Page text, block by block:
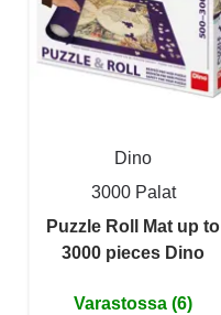
Dino
3000 Palat
Puzzle Roll Mat up to
3000 pieces Dino
Varastossa (6)